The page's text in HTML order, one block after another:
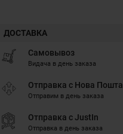
ДОСТАВКА
Самовывоз
Видача в день заказа
Отправка с Нова Пошта
Отправим в день заказа
Отправка с JustIn
Отправка в день заказа